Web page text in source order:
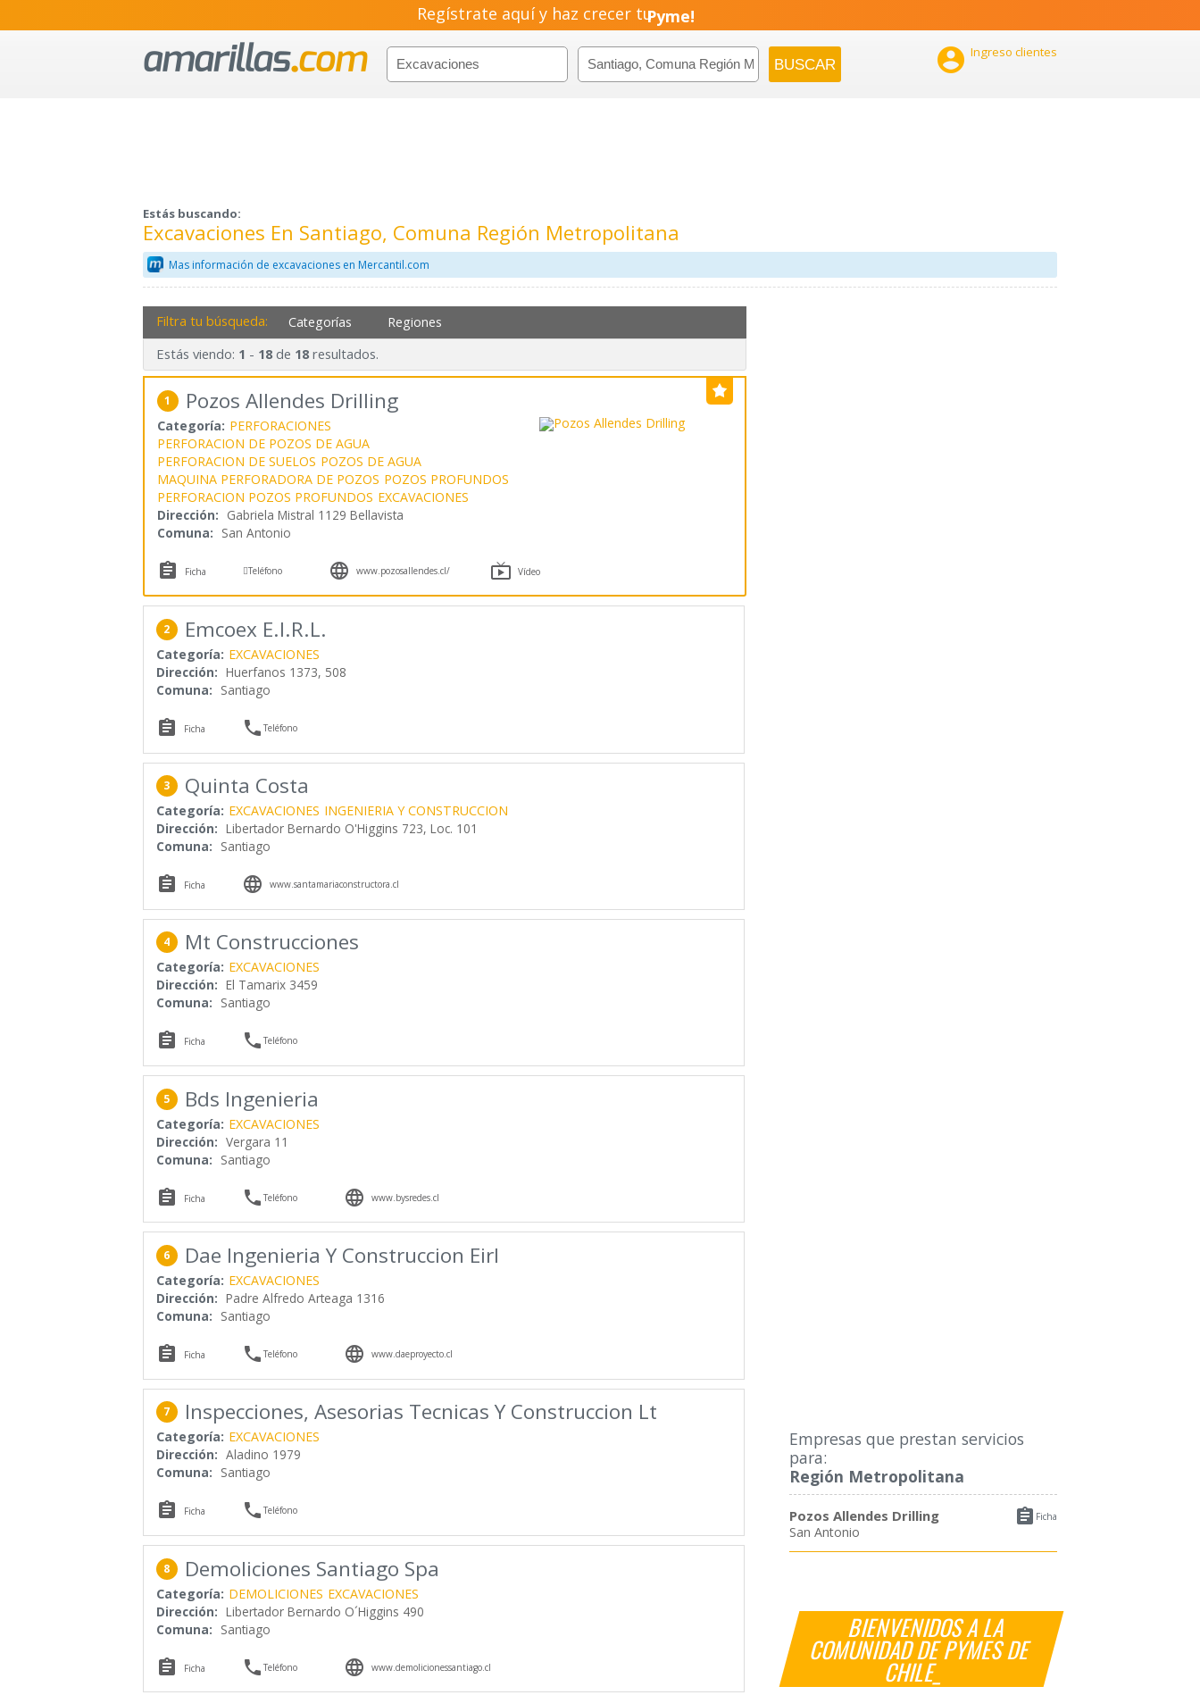
Regístrate aquí y haz crecer tuPyme!
Emprendimiento!
 Ingreso clientes
Estás buscando:
Excavaciones En Santiago, Comuna Región Metropolitana
Mas información de excavaciones en Mercantil.com
Empresas que prestan servicios
para:
Región Metropolitana
 Ficha
Pozos Allendes Drilling
San Antonio
BIENVENIDOS A LA
COMUNIDAD DE PYMES DE
CHILE_
Filtra tu búsqueda: Categorías Regiones
Estás viendo: 1 - 18de 18resultados.
1 Pozos Allendes Drilling
Categoría: PERFORACIONES
PERFORACION DE POZOS DE AGUA
PERFORACION DE SUELOS POZOS DE AGUA
MAQUINA PERFORADORA DE POZOS POZOS PROFUNDOS
PERFORACION POZOS PROFUNDOS EXCAVACIONES
Dirección: Gabriela Mistral 1129 Bellavista
Comuna: San Antonio
 Ficha Teléfono  www.pozosallendes.cl/  Vídeo
2 Emcoex E.I.R.L.
Categoría: EXCAVACIONES
Dirección: Huerfanos 1373, 508
Comuna: Santiago
 Ficha Teléfono
3 Quinta Costa
Categoría: EXCAVACIONES INGENIERIA Y CONSTRUCCION
Dirección: Libertador Bernardo O'Higgins 723, Loc. 101
Comuna: Santiago
 Ficha  www.santamariaconstructora.cl
4 Mt Construcciones
Categoría: EXCAVACIONES
Dirección: El Tamarix 3459
Comuna: Santiago
 Ficha Teléfono
5 Bds Ingenieria
Categoría: EXCAVACIONES
Dirección: Vergara 11
Comuna: Santiago
 Ficha Teléfono  www.bysredes.cl
6 Dae Ingenieria Y Construccion Eirl
Categoría: EXCAVACIONES
Dirección: Padre Alfredo Arteaga 1316
Comuna: Santiago
 Ficha Teléfono  www.daeproyecto.cl
7 Inspecciones, Asesorias Tecnicas Y Construccion Lt
Categoría: EXCAVACIONES
Dirección: Aladino 1979
Comuna: Santiago
 Ficha Teléfono
8 Demoliciones Santiago Spa
Categoría: DEMOLICIONES EXCAVACIONES
Dirección: Libertador Bernardo O´Higgins 490
Comuna: Santiago
 Ficha Teléfono  www.demolicionessantiago.cl